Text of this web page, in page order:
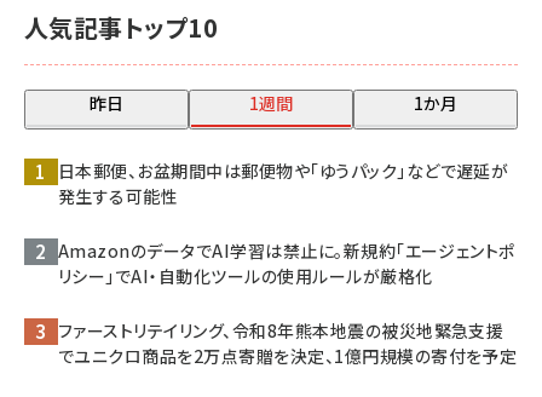
人気記事トップ10
昨日 1週間 1か月
日本郵便、お盆期間中は郵便物や「ゆうパック」などで遅延が
発生する可能性
AmazonのデータでAI学習は禁止に。新規約「エージェントポ
リシー」でAI・自動化ツールの使用ルールが厳格化
ファーストリテイリング、令和8年熊本地震の被災地緊急支援
でユニクロ商品を2万点寄贈を決定、1億円規模の寄付を予定